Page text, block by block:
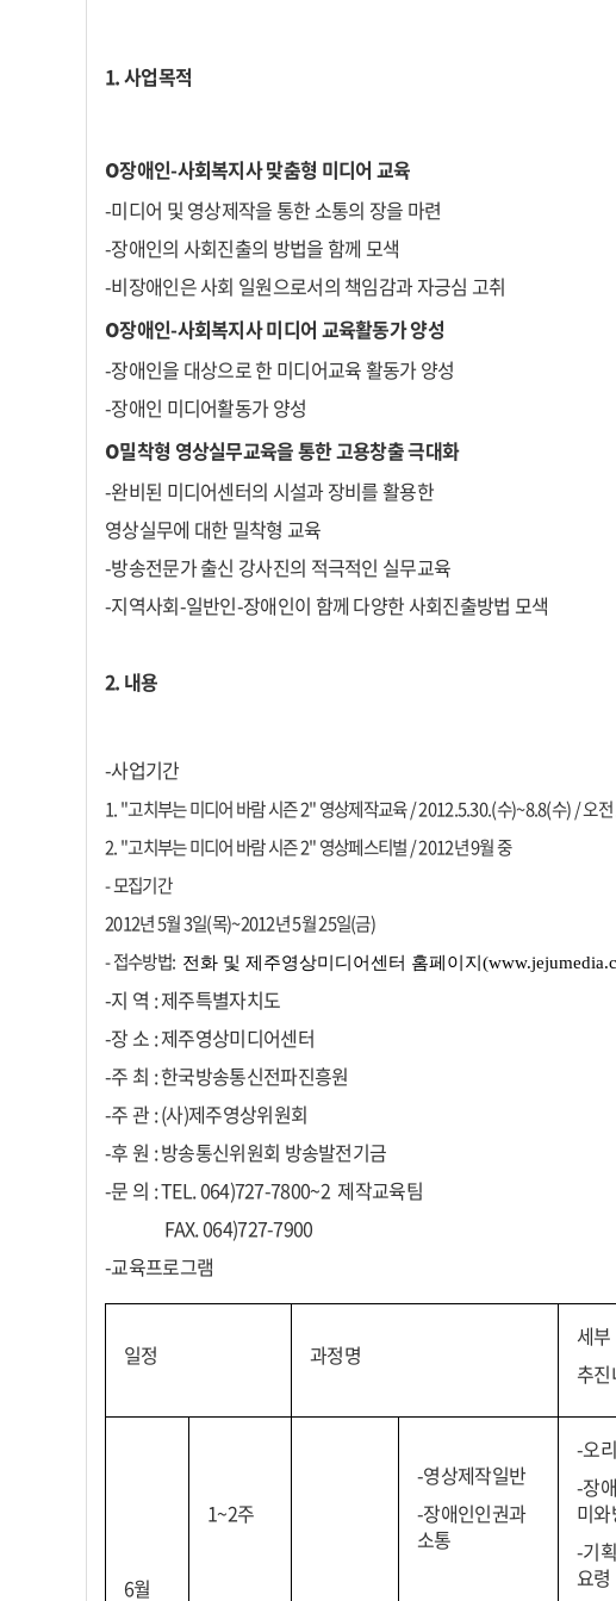
1. 사업목적
o장애인-사회복지사 맞춤형 미디어 교육
-미디어 및 영상제작을 통한 소통의 장을 마련
-장애인의 사회진출의 방법을 함께 모색
-비장애인은 사회 일원으로서의 책임감과 자긍심 고취
o장애인-사회복지사 미디어 교육활동가 양성
-장애인을 대상으로 한 미디어교육 활동가 양성
-장애인 미디어활동가 양성
o밀착형 영상실무교육을 통한 고용창출 극대화
-완비된 미디어센터의 시설과 장비를 활용한
영상실무에 대한 밀착형 교육
-방송전문가 출신 강사진의 적극적인 실무교육
-지역사회-일반인-장애인이 함께 다양한 사회진출방법 모색
2. 내용
-사업기간
1. "고치부는 미디어 바람 시즌 2" 영상제작교육 /2012.5.30.(수)~8.8(수) / 오
2. "고치부는 미디어 바람 시즌 2" 영상페스티벌 /2012년 9월 중
- 모집기간
2012년 5월 3일(목)~2012년 5월 25일(금)
- 접수방법: 전화 및 제주영상미디어센터 홈페이지
-지 역 : 제주특별자치도
-장 소 : 제주영상미디어센터
-주 최 : 한국방송통신전파진흥원
-주 관 : (사)제주영상위원회
-후 원 : 방송통신위원회 방송발전기금
-문 의 : TEL. 064)727-7800~2 제작교육팀
FAX. 064)727-7900
-교육프로그램
일정 과정명
세부
추
6월
1~2주
-영상제작일반
-장애인인권과
소통
-오
-장
미
-기
요령